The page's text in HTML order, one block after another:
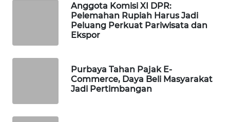
Anggota Komisi XI DPR:
Pelemahan Rupiah Harus Jadi
Peluang Perkuat Pariwisata dan
Ekspor
Purbaya Tahan Pajak E-
Commerce, Daya Beli Masyarakat
Jadi Pertimbangan
Wahana